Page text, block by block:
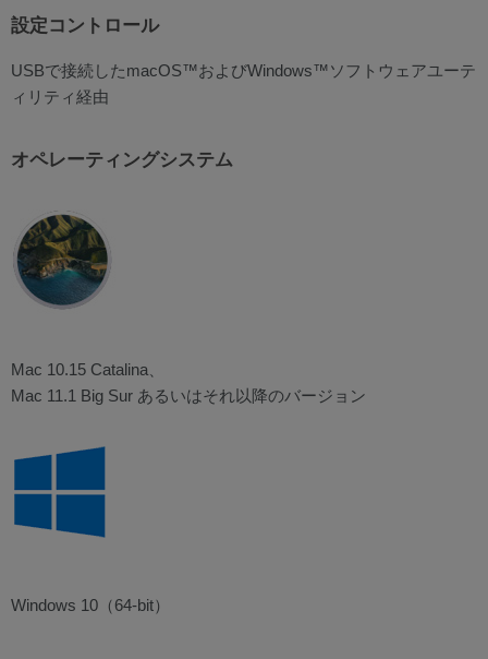
設定コントロール
USBで接続したmacOS™およびWindows™ソフトウェアユーテ
ィリティ経由
オペレーティングシステム
Mac 10.15 Catalina、
Mac 11.1 Big Sur あるいはそれ以降のバージョン
Windows 10（64-bit）